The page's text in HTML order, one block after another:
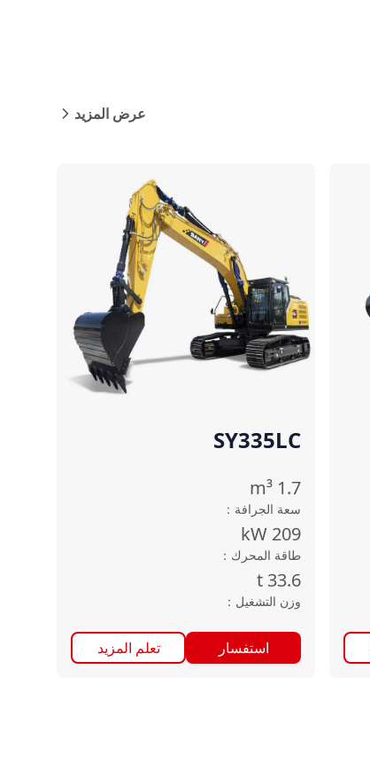
عرض المزيد
SY335LC
1.7
m³
سعة الجرافة ：
209
kW
طاقة المحرك ：
33.6
t
وزن التشغيل ：
استفسار تعلم المزيد